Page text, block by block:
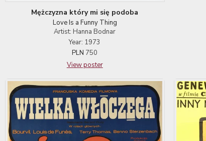
Mężczyzna który mi się podoba
Love Is a Funny Thing
Artist: Hanna Bodnar
Year: 1973
PLN 750
View poster